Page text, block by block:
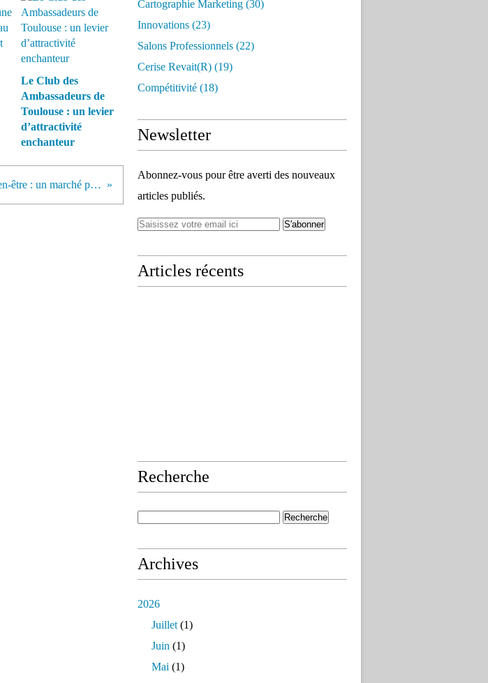
Le Club des
Ambassadeurs de
Toulouse : un levier
d’attractivité
enchanteur
Tourisme médical et de bien-être : un marché porteur d'opportunités
Cartographie Marketing (30)
Innovations (23)
Salons Professionnels (22)
Cerise Revait(r) (19)
Compétitivité (18)
Newsletter
Abonnez-vous pour être averti des nouveaux
articles publiés.
Articles récents
Recherche
Archives
2026
Juillet (1)
Juin (1)
Mai (1)